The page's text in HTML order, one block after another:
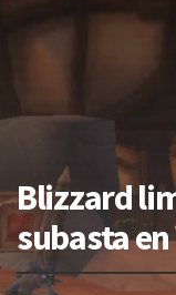
Blizzard
subasta en